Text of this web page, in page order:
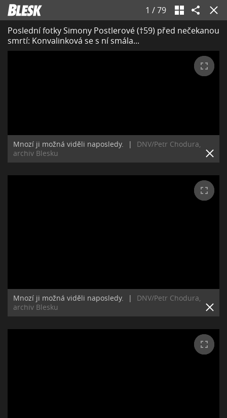
1 /79
Poslední fotky Simony Postlerové (†59) před nečekanou
smrtí: Konvalinková se s ní smála...
Mnozí ji možná viděli naposledy. |
DNV/Petr Chodura,
archiv Blesku
Mnozí ji možná viděli naposledy. |
DNV/Petr Chodura,
archiv Blesku